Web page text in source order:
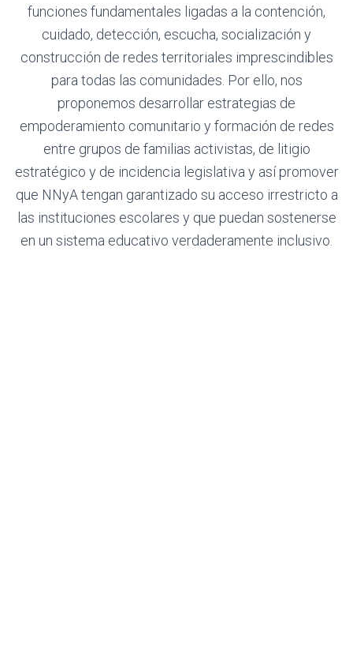
funciones fundamentales ligadas a la contención,
cuidado, detección, escucha, socialización y
construcción de redes territoriales imprescindibles
para todas las comunidades. Por ello, nos
proponemos desarrollar estrategias de
empoderamiento comunitario y formación de redes
entre grupos de familias activistas, de litigio
estratégico y de incidencia legislativa y así promover
que NNyA tengan garantizado su acceso irrestricto a
las instituciones escolares y que puedan sostenerse
en un sistema educativo verdaderamente inclusivo.